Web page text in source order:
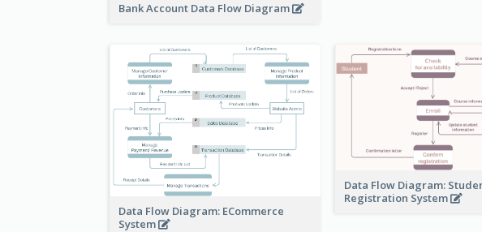
Bank Account Data Flow Diagram
Data Flow Diagram: ECommerce
System
Data Flow Diagram:
Registration System